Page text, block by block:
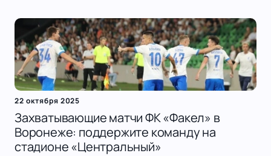
22 октября 2025
Захватывающие матчи ФК «Факел» в
Воронеже: поддержите команду на
стадионе «Центральный»